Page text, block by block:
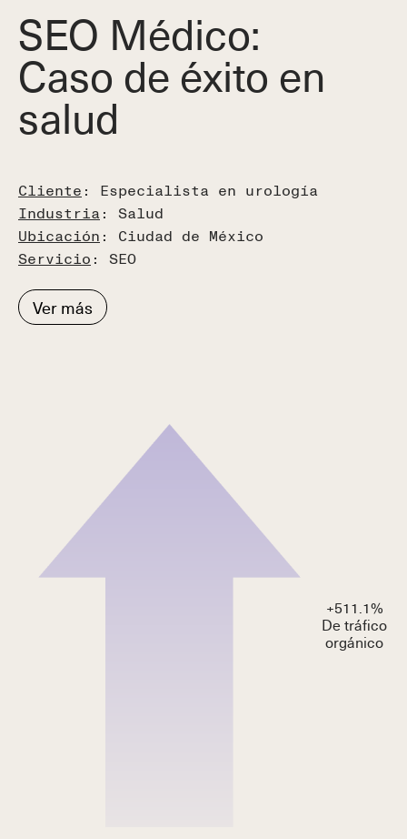
SEO Médico:
Caso de éxito en
salud
Cliente : Especialista en urología
Industria: Salud
Ubicación : Ciudad de México
Servicio : SEO
Ver más
+511.1%
De tráfico
orgánico